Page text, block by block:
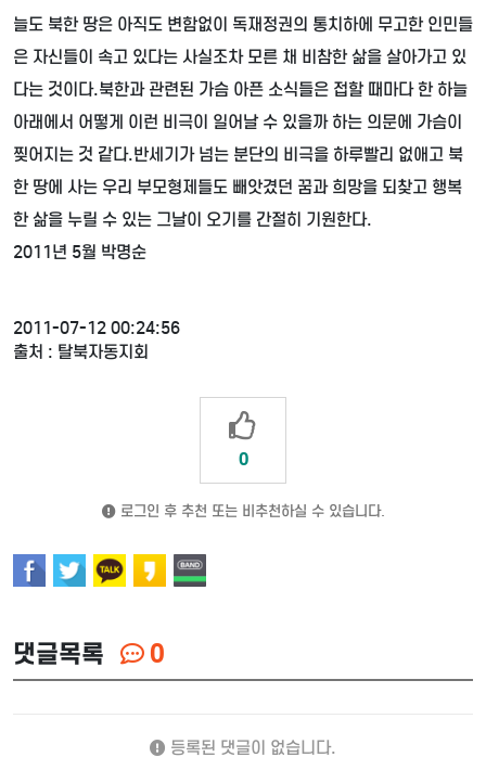
늘도 북한 땅은 아직도 변함없이 독재정권의 통치하에 무고한 인민들
은 자신들이 속고 있다는 사실조차 모른 채 비참한 삶을 살아가고 있
다는 것이다.북한과 관련된 가슴 아픈 소식들은 접할 때마다 한 하늘
아래에서 어떻게 이런 비극이 일어날 수 있을까 하는 의문에 가슴이
찢어지는 것 같다.반세기가 넘는 분단의 비극을 하루빨리 없애고 북
한 땅에 사는 우리 부모형제들도 빼앗겼던 꿈과 희망을 되찾고 행복
한 삶을 누릴 수 있는 그날이 오기를 간절히 기원한다.
2011년 5월 박명순
2011-07-12 00:24:56
출처 : 탈북자동지회
0
로그인 후 추천 또는 비추천하실 수 있습니다.
댓글목록 0
등록된 댓글이 없습니다.